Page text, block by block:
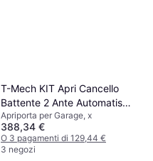
T-Mech KIT Apri Cancello
Battente 2 Ante Automatismo
Apricancello Ante Fino 2.5m
300KG
Apriporta per Garage, x
388,34 €
O 3 pagamenti di 129,44 €
3 negozi